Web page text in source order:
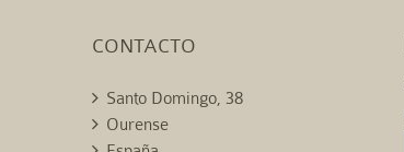
CONTACTO
Santo Domingo, 38
Ourense